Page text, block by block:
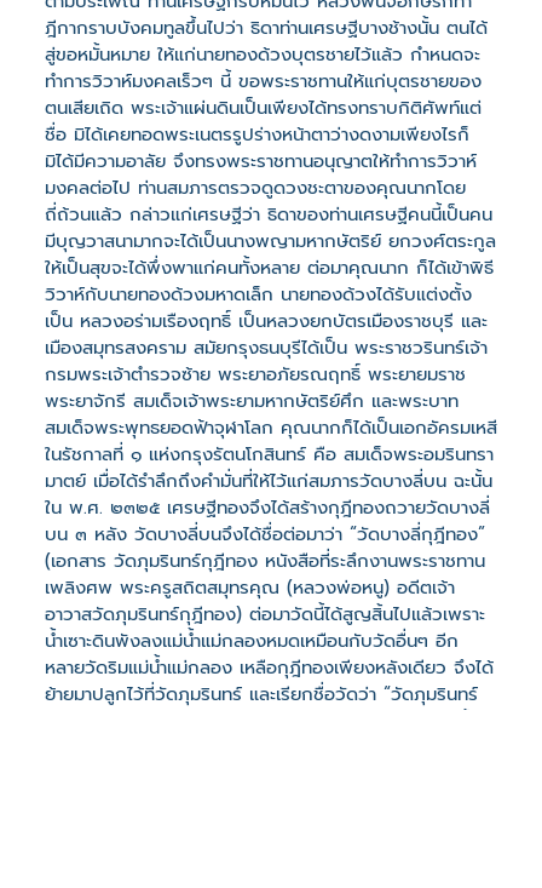
ฎีกากราบบังคมทูลขึ้นไปว่า ธิดาท่านเศรษฐีบางช้างนั้น ตนได้
สู่ขอหมั้นหมาย ให้แก่นายทองด้วงบุตรชายไว้แล้ว กำหนดจะ
ทำการวิวาห์มงคลเร็วๆ นี้ ขอพระราชทานให้แก่บุตรชายของ
ตนเสียเถิด พระเจ้าแผ่นดินเป็นเพียงได้ทรงทราบกิติศัพท์แต่
ชื่อ มิได้เคยทอดพระเนตรรูปร่างหน้าตาว่างดงามเพียงไรก็
มิได้มีความอาลัย จึงทรงพระราชทานอนุญาตให้ทำการวิวาห์
มงคลต่อไป ท่านสมภารตรวจดูดวงชะตาของคุณนากโดย
ถี่ถ้วนแล้ว กล่าวแก่เศรษฐีว่า ธิดาของท่านเศรษฐีคนนี้เป็นคน
มีบุญวาสนามากจะได้เป็นนางพญามหากษัตริย์ ยกวงศ์ตระกูล
ให้เป็นสุขจะได้พึ่งพาแก่คนทั้งหลาย ต่อมาคุณนาก ก็ได้เข้าพิธี
วิวาห์กับนายทองด้วงมหาดเล็ก นายทองด้วงได้รับแต่งตั้ง
เป็น หลวงอร่ามเรืองฤทธิ์ เป็นหลวงยกบัตรเมืองราชบุรี และ
เมืองสมุทรสงคราม สมัยกรุงธนบุรีได้เป็น พระราชวรินทร์เจ้า
กรมพระเจ้าตำรวจซ้าย พระยาอภัยรณฤทธิ์ พระยายมราช
พระยาจักรี สมเด็จเจ้าพระยามหากษัตริย์ศึก และพระบาท
สมเด็จพระพุทธยอดฟ้าจุฬาโลก คุณนากก็ได้เป็นเอกอัครมเหสี
ในรัชกาลที่ ๑ แห่งกรุงรัตนโกสินทร์ คือ สมเด็จพระอมรินทรา
มาตย์ เมื่อได้รำลึกถึงคำมั่นที่ให้ไว้แก่สมภารวัดบางลี่บน ฉะนั้น
ใน พ.ศ. ๒๓๒๕ เศรษฐีทองจึงได้สร้างกุฎีทองถวายวัดบางลี่
บน ๓ หลัง วัดบางลี่บนจึงได้ชื่อต่อมาว่า “วัดบางลี่กุฎีทอง”
(เอกสาร วัดภุมรินทร์กุฎีทอง หนังสือที่ระลึกงานพระราชทาน
เพลิงศพ พระครูสถิตสมุทรคุณ (หลวงพ่อหนู) อดีตเจ้า
อาวาสวัดภุมรินทร์กุฎีทอง) ต่อมาวัดนี้ได้สูญสิ้นไปแล้วเพราะ
น้ำเซาะดินพังลงแม่น้ำแม่กลองหมดเหมือนกับวัดอื่นๆ อีก
หลายวัดริมแม่น้ำแม่กลอง เหลือกุฎีทองเพียงหลังเดียว จึงได้
ย้ายมาปลูกไว้ที่วัดภุมรินทร์ และเรียกชื่อวัดว่า “วัดภุมรินทร์